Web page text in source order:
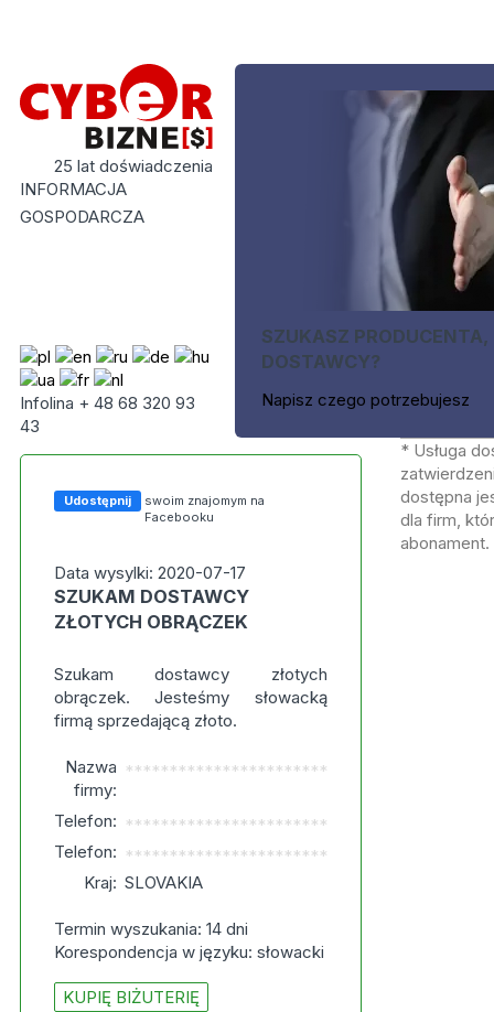
25 lat doświadczenia
INFORMACJA
GOSPODARCZA
Infolina + 48 68 320 93
43
SZUKASZ PRODUCENTA,
DOSTAWCY?
Napisz czego potrzebujesz
Udostępnij
swoim znajomym na
Facebooku
Data wysylki: 2020-07-17
SZUKAM DOSTAWCY
ZŁOTYCH OBRĄCZEK
Szukam dostawcy złotych
obrączek. Jesteśmy słowacką
firmą sprzedającą złoto.
Nazwa
firmy:
***********************
Telefon: ***********************
Telefon: ***********************
Kraj: SLOVAKIA
Termin wyszukania: 14 dni
Korespondencja w języku: słowacki
KUPIĘ BIŻUTERIĘ
* Usługa
dostępna
dla firm,
abonament.